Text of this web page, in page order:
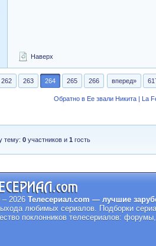
Наверх
262 263 264 265 266 вперед»
Обратно в Ее звали Никита | La
тему:0 участников и1 гость
2026 Телесериал.com — лучшие
любимых сериалов. Подборки
поклонников телесериалов: